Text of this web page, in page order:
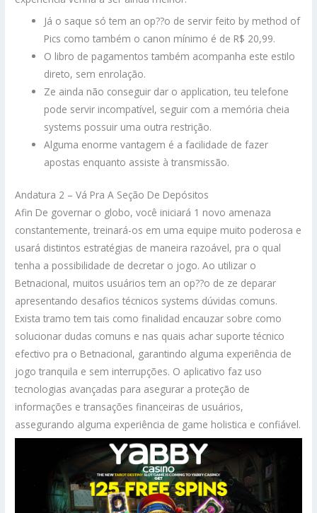
Já o saque só tem an op??o de servir feito by method of
Pics como também o canon mínimo é de R$ 20,99.
O libro de pagamentos também acompanha este estilo
direto, sem enrolação.
Ze ainda não conseguir dar o application, teu telefone
pode servir incompatível, seguir com a memória cheia
systems possuir uma outra restrição.
Alguma enorme vantagem é a facilidade de fazer
apostas enquanto assiste à transmissão.
Andatura 2 – Vá Pra A Seção De Depósitos
Afin De governar o globo, você iniciará 1 novo amenaza
constantemente, treinará-os em uma equipe muito poderosa e
usará distintos estratégias de maneira razoável, pra o qual
tenha a possibilidade de decretar o jogo. Ao utilizar o
Betnacional, muitos usuários tem an op??o de ze deparar
apresentando desafios técnicos systems dúvidas comuns.
Exista tramo tem tais como finalidad encauzar sobre como
solucionar dudas comuns e nas quais achar suporte técnico
efectivo pra o Betnacional, garantindo alguma experiência de
jogo tranquila e sem interrupções. O aplicativo faz uso
tecnologias avançadas para asegurar a proteção de
informações e transações financeiras de usuários,
assegurando alguma experiência de game holistica e confiável.